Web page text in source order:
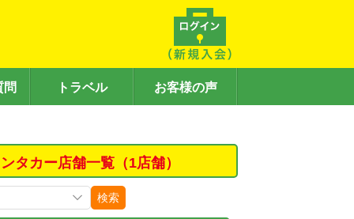
問 トラベル お客様の声
タカー店舗一覧（1店舗）
検索